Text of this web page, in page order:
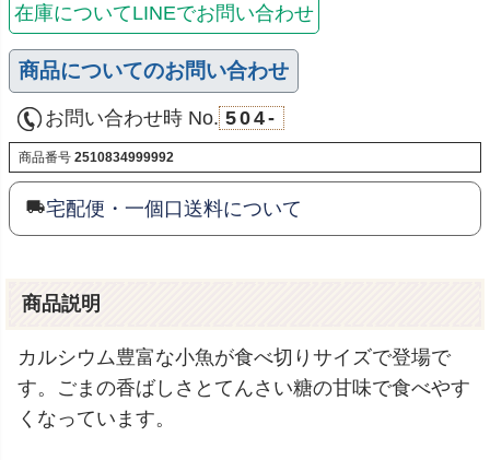
在庫についてLINEでお問い合わせ
商品についてのお問い合わせ
お問い合わせ時 No. 504-
商品番号 2510834999992
宅配便・一個口送料について
商品説明
カルシウム豊富な小魚が食べ切りサイズで登場で
す。ごまの香ばしさとてんさい糖の甘味で食べやす
くなっています。